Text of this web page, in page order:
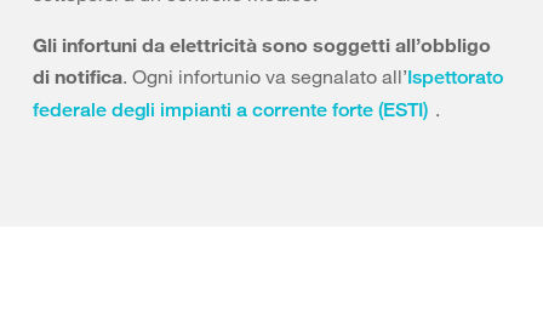
Gli infortuni da elettricità sono soggetti all’obbligo
di notifica. Ogni infortunio va segnalato all’Ispettorato
federale degli impianti a corrente forte (ESTI) .